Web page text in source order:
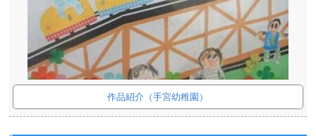
作品紹介（手宮幼稚園）